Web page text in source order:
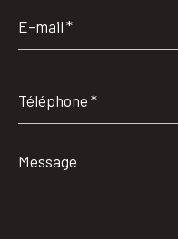
mail
*
Message
*